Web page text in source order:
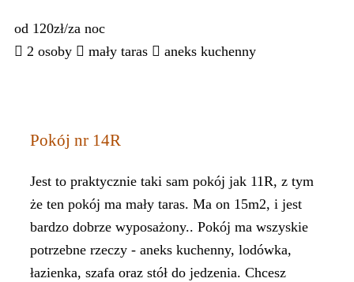
od 120zł/za noc
2 osoby
mały taras aneks kuchenny
Pokój nr 14R
Jest to praktycznie taki sam pokój jak 11R, z tym
że ten pokój ma mały taras. Ma on 15m2, i jest
bardzo dobrze wyposażony.. Pokój ma wszyskie
potrzebne rzeczy - aneks kuchenny, lodówka,
łazienka, szafa oraz stół do jedzenia. Chcesz